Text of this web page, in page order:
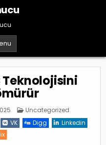
Teknolojisini
Posted
Uncategorized
VK Digg
Linkedin